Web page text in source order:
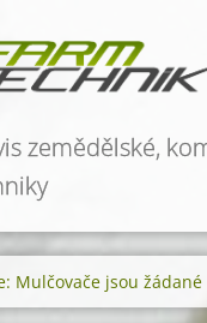
zemědělské,
Mulčovače jsou žádané